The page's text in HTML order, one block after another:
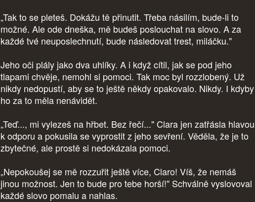
„Tak to se pleteš. Dokážu tě přinutit. Třeba násilím, bude-li to
možné. Ale ode dneška, mě budeš poslouchat na slovo. A za
každé tvé neuposlechnutí, bude následovat trest, miláčku."
Jeho oči plály jako dva uhlíky. A i když cítil, jak se pod jeho
tlapami chvěje, nemohl si pomoci. Tak moc byl rozzlobený. Už
nikdy nedopustí, aby se to ještě někdy opakovalo. Nikdy. I kdyby
ho za to měla nenávidět.
„Teď..., mi vylezeš na hřbet. Bez řečí..." Clara jen zatřásla hlavou
k odporu a pokusila se vyprostit z jeho sevření. Věděla, že je to
zbytečné, ale prostě si nedokázala pomoci.
„Nepokoušej se mě rozzuřit ještě více, Claro! Víš, že nemáš
jinou možnost. Jen to bude pro tebe horší!" Schválně vyslovoval
každé slovo pomalu a nahlas.